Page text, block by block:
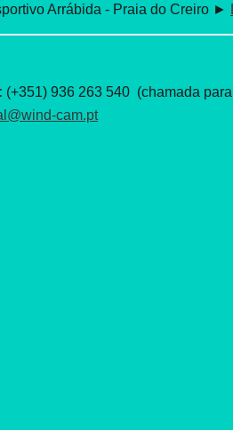
Arrábida - Praia do Creiro ►
(+351) 936 263 540 (chamada
cam.pt